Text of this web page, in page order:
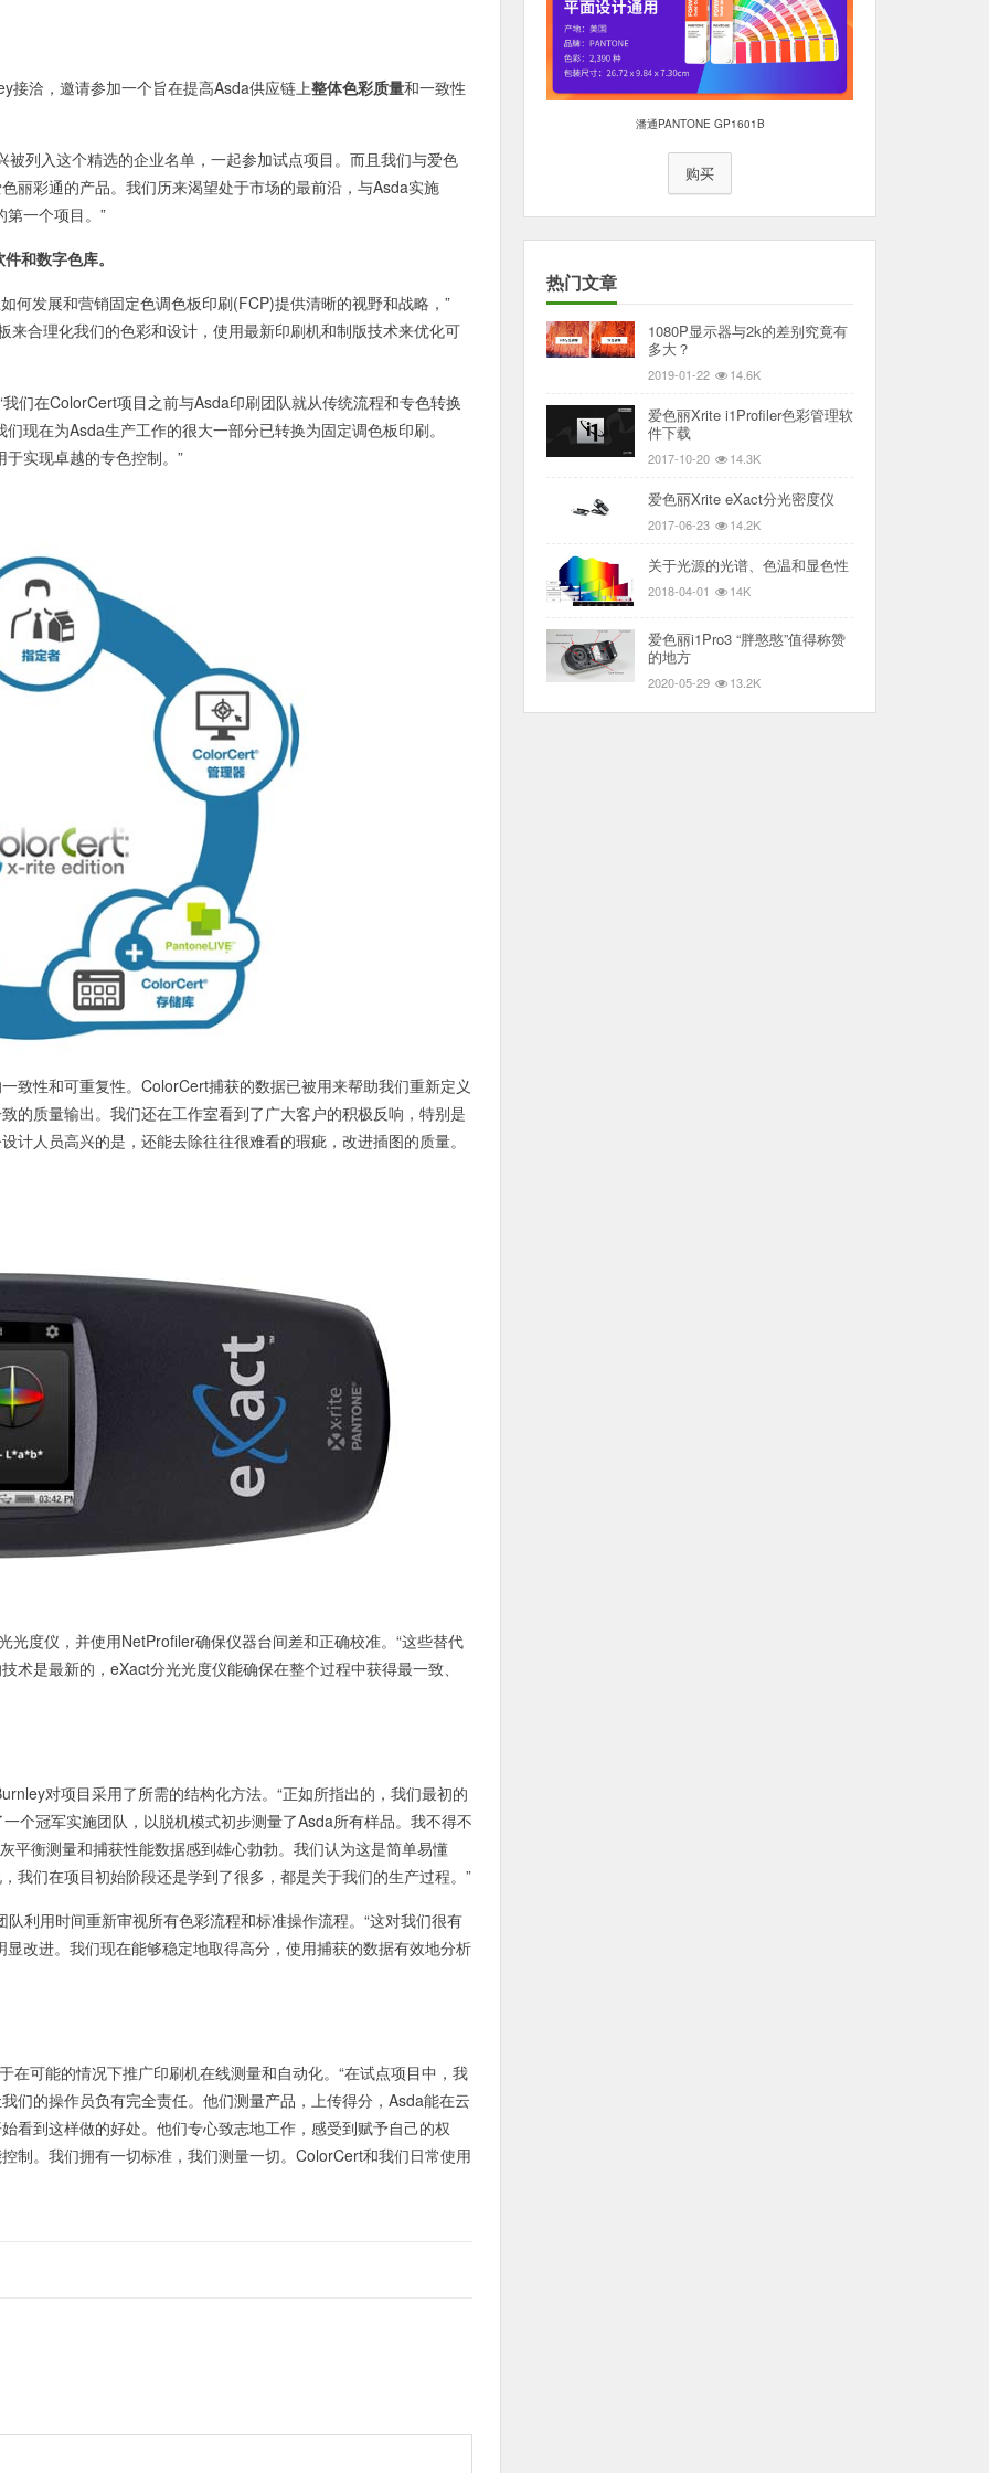
接洽，邀请参加一个旨在提高Asda供应链上整体色彩质量和一致性
被列入这个精选的企业名单，一起参加试点项目。而且我们与爱色
丽彩通的产品。我们历来渴望处于市场的最前沿，与Asda实施
一个项目。”
和数字色库。
何发展和营销固定色调色板印刷(FCP)提供清晰的视野和战略，”
来合理化我们的色彩和设计，使用最新印刷机和制版技术来优化可
们在ColorCert项目之前与Asda印刷团队就从传统流程和专色转换
现在为Asda生产工作的很大一部分已转换为固定调色板印刷。
实现卓越的专色控制。”
致性和可重复性。ColorCert捕获的数据已被用来帮助我们重新定义
的质量输出。我们还在工作室看到了广大客户的积极反响，特别是
计人员高兴的是，还能去除往往很难看的瑕疵，改进插图的质量。
度仪，并使用NetProfiler确保仪器台间差和正确校准。“这些替代
术是最新的，eXact分光光度仪能确保在整个过程中获得最一致、
对项目采用了所需的结构化方法。“正如所指出的，我们最初的
个冠军实施团队，以脱机模式初步测量了Asda所有样品。我不得不
平衡测量和捕获性能数据感到雄心勃勃。我们认为这是简单易懂
我们在项目初始阶段还是学到了很多，都是关于我们的生产过程。”
利用时间重新审视所有色彩流程和标准操作流程。“这对我们很有
改进。我们现在能够稳定地取得高分，使用捕获的数据有效地分析
可能的情况下推广印刷机在线测量和自动化。“在试点项目中，我
们的操作员负有完全责任。他们测量产品，上传得分，Asda能在云
看到这样做的好处。他们专心致志地工作，感受到赋予自己的权
制。我们拥有一切标准，我们测量一切。ColorCert和我们日常使用
潘通PANTONE GP1601B
购买
热门文章
1080P显示器与2k的差别究竟有
多大？
2019-01-22 14.6K
爱色丽Xrite i1Profiler色彩管理软
件下载
2017-10-20 14.3K
爱色丽Xrite eXact分光密度仪
2017-06-23 14.2K
关于光源的光谱、色温和显色性
2018-04-01 14K
爱色丽i1Pro3 “胖憨憨”值得称赞
的地方
2020-05-29 13.2K